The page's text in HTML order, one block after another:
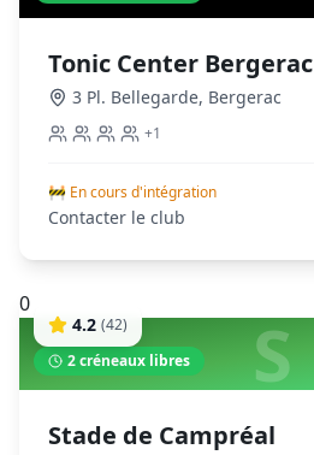
Tonic Center Bergerac
3 Pl. Bellegarde, Bergerac
+1
🚧 En cours d'intégration
Contacter le club
0
S
4.2 (42)
2créneaux libres
Stade de Campréal